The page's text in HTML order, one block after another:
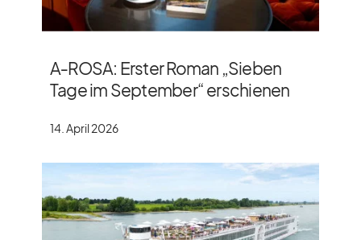
A‑ROSA: Erster Roman „Sieben
Tage im September“ erschienen
14. April 2026